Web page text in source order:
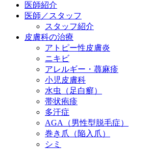
医師紹介
医師／スタッフ
スタッフ紹介
皮膚科の治療
アトピー性皮膚炎
ニキビ
アレルギー・蕁麻疹
小児皮膚科
水虫（足白癬）
帯状疱疹
多汗症
AGA（男性型脱毛症）
巻き爪（陥入爪）
シミ